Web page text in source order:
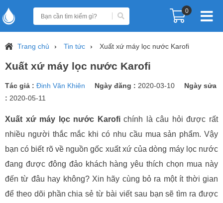
0
Trang chủ Tin tức Xuất xứ máy lọc nước Karofi
Xuất xứ máy lọc nước Karofi
Tác giả : Đinh Văn Khiên Ngày đăng : 2020-03-10
Ngày sửa
: 2020-05-11
Xuất xứ máy lọc nước Karofichính là câu hỏi được rất
nhiều người thắc mắc khi có nhu cầu mua sản phẩm. Vậy
bạn có biết rõ về nguồn gốc xuất xứ của dòng máy lọc nước
đang được đông đảo khách hàng yêu thích chọn mua này
đến từ đâu hay không? Xin hãy cùng bỏ ra một ít thời gian
để theo dõi phần chia sẻ từ bài viết sau bạn sẽ tìm ra được